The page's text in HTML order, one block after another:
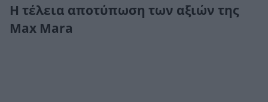
Η τέλεια αποτύπωση των αξιών της
Max Mara